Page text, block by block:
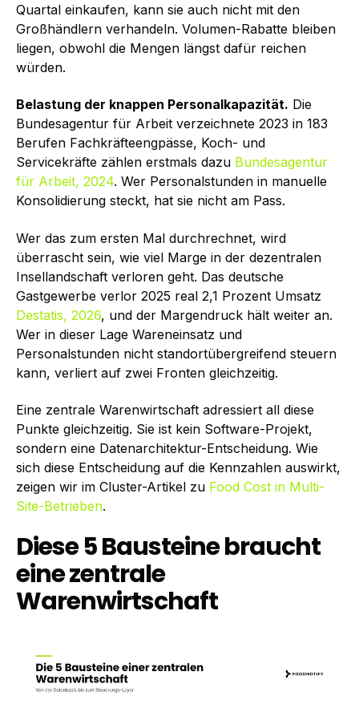
Quartal einkaufen, kann sie auch nicht mit den
Großhändlern verhandeln. Volumen-Rabatte bleiben
liegen, obwohl die Mengen längst dafür reichen
würden.
Belastung der knappen Personalkapazität. Die
Bundesagentur für Arbeit verzeichnete 2023 in 183
Berufen Fachkräfteengpässe, Koch- und
Servicekräfte zählen erstmals dazu Bundesagentur
für Arbeit, 2024. Wer Personalstunden in manuelle
Konsolidierung steckt, hat sie nicht am Pass.
Wer das zum ersten Mal durchrechnet, wird
überrascht sein, wie viel Marge in der dezentralen
Insellandschaft verloren geht. Das deutsche
Gastgewerbe verlor 2025 real 2,1 Prozent Umsatz
Destatis, 2026, und der Margendruck hält weiter an.
Wer in dieser Lage Wareneinsatz und
Personalstunden nicht standortübergreifend steuern
kann, verliert auf zwei Fronten gleichzeitig.
Eine zentrale Warenwirtschaft adressiert all diese
Punkte gleichzeitig. Sie ist kein Software-Projekt,
sondern eine Datenarchitektur-Entscheidung. Wie
sich diese Entscheidung auf die Kennzahlen auswirkt,
zeigen wir im Cluster-Artikel zu Food Cost in Multi-
Site-Betrieben.
Diese 5 Bausteine braucht
eine zentrale
Warenwirtschaft